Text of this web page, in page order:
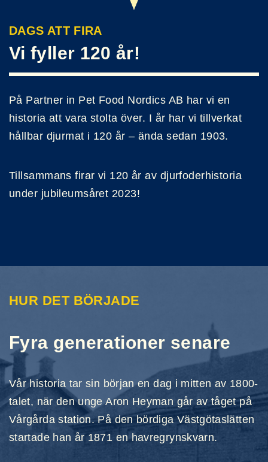
DAGS ATT FIRA
Vi fyller 120 år!
På Partner in Pet Food Nordics AB har vi en
historia att vara stolta över. I år har vi tillverkat
hållbar djurmat i 120 år – ända sedan 1903.
Tillsammans firar vi 120 år av djurfoderhistoria
under jubileumsåret 2023!
HUR DET BÖRJADE
Fyra generationer senare
Vår historia tar sin början en dag i mitten av 1800-
talet, när den unge Aron Heyman går av tåget på
Vårgårda station. På den bördiga Västgötaslätten
startade han år 1871 en havregrynskvarn.